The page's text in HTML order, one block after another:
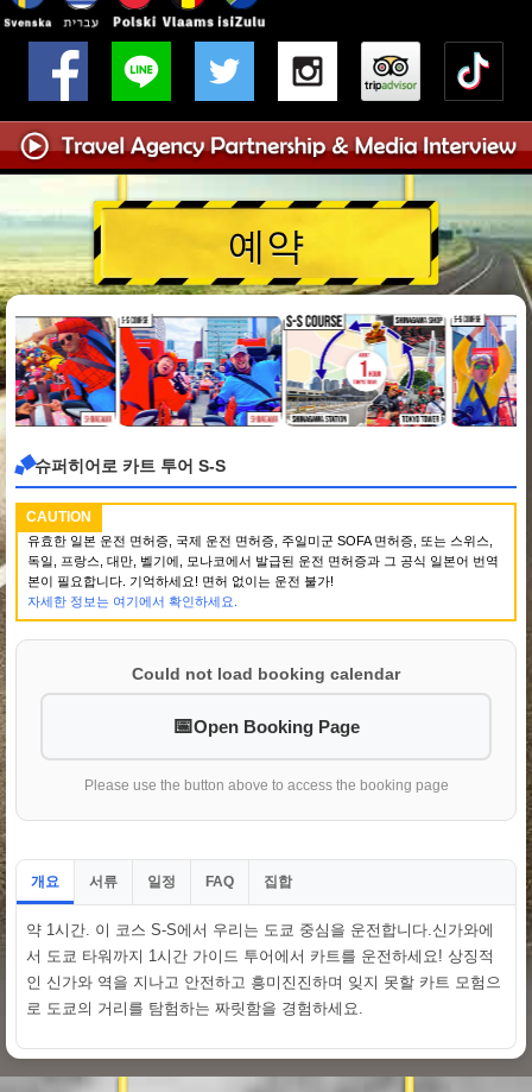
예약
슈퍼히어로 카트 투어 S-S
CAUTION
유효한 일본 운전 면허증, 국제 운전 면허증, 주일미군 SOFA 면허증, 또는 스위스,
독일, 프랑스, 대만, 벨기에, 모나코에서 발급된 운전 면허증과 그 공식 일본어 번역
본이 필요합니다. 기억하세요! 면허 없이는 운전 불가!
자세한 정보는 여기에서 확인하세요.
Could not load booking calendar
Open Booking Page
Please use the button above to access the booking page
개요 서류 일정 FAQ 집합
약 1시간. 이 코스 S-S에서 우리는 도쿄 중심을 운전합니다.신가와에
서 도쿄 타워까지 1시간 가이드 투어에서 카트를 운전하세요! 상징적
인 신가와 역을 지나고 안전하고 흥미진진하며 잊지 못할 카트 모험으
로 도쿄의 거리를 탐험하는 짜릿함을 경험하세요.